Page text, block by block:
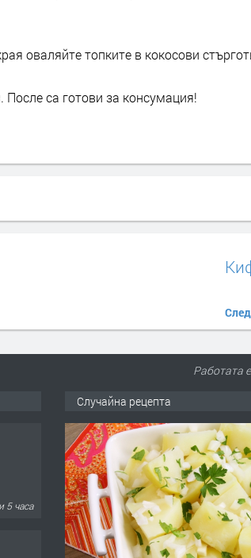
оваляйте топките в кокосови
са готови за консумация!
Работата
5 часа
Случайна рецепта